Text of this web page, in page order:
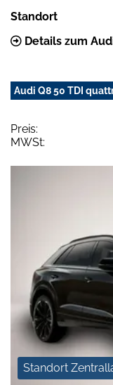
Standort
Details zum
Audi Q8 50 TDI
Preis:
MWSt:
Standort